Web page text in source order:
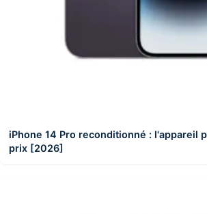
iPhone 14 Pro reconditionné : l'appareil
prix [2026]